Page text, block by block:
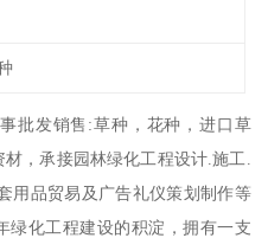
批发销售:草种，花种，进口草
，承接园林绿化工程设计.施工.
用品贸易及广告礼仪策划制作等
绿化工程建设的积淀，拥有一支